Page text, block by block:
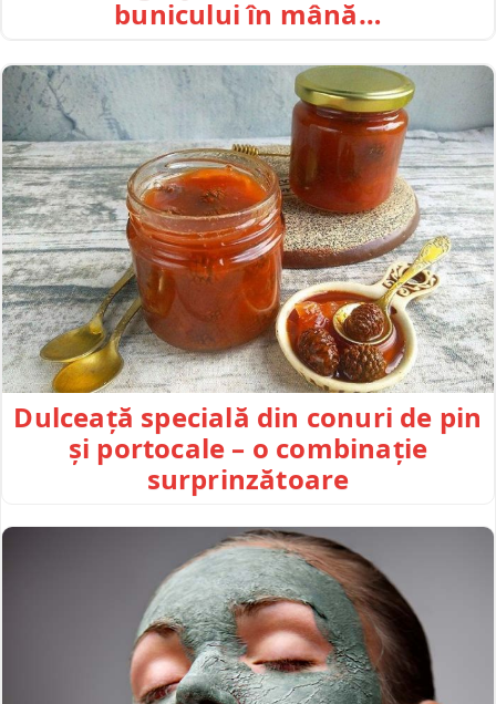
bunicului în mână…
Dulceață specială din conuri de pin
și portocale – o combinație
surprinzătoare